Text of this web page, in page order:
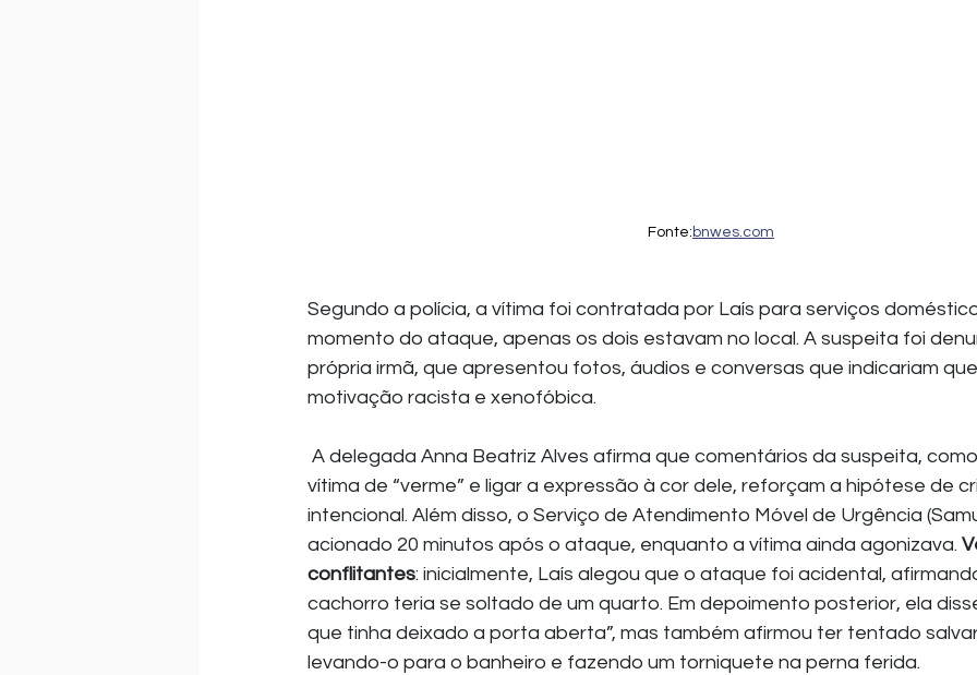
Fonte: bnwes.com
Segundo a polícia, a vítima foi contratada por Laís para serviços
momento do ataque, apenas os dois estavam no local. A suspeita foi
própria irmã, que apresentou fotos, áudios e conversas que indicariam
motivação racista e xenofóbica.
vítima de “verme” e ligar a expressão à cor dele, reforçam a hipótese de
intencional. Além disso, o Serviço de Atendimento Móvel de Urgência
acionado 20 minutos após o ataque, enquanto a vítima ainda agonizava.
conflitantes: inicialmente, Laís alegou que o ataque foi acidental,
cachorro teria se soltado de um quarto. Em depoimento posterior, ela
que tinha deixado a porta aberta”, mas também afirmou ter tentado
levando-o para o banheiro e fazendo um torniquete na perna ferida.